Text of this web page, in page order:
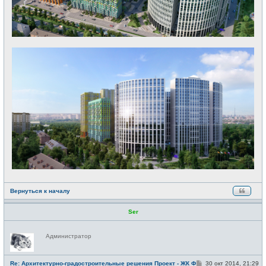
Вернуться к началу
Ser
е
в
с
е
Администратор
Re: Архитектурно-градостроительные решения Проект - ЖК ФилиС30 окт 2014, 21:29